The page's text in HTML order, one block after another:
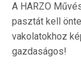
A HARZO
pasztát kell
vakolatokhoz
gazdaságos!